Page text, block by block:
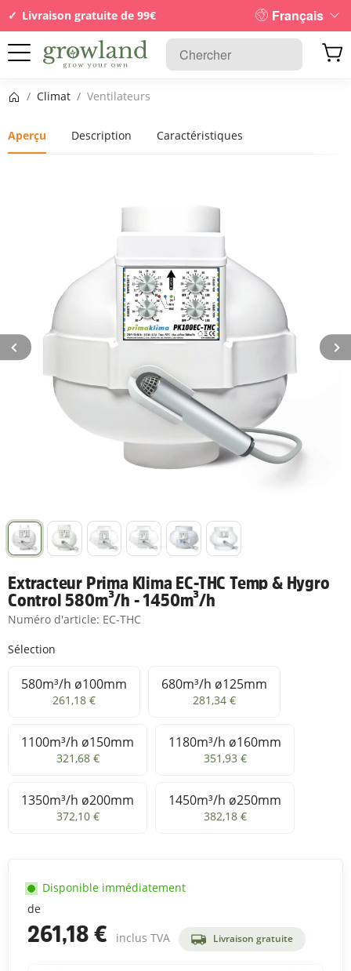
Livraison gratuite de 99€ Français
Page d’accueil
/ Climat / Ventilateurs
Aperçu Description Caractéristiques
Extracteur Prima Klima EC-THC Temp & Hygro
Control 580m³/h - 1450m³/h
Numéro d'article: EC-THC
Sélection
580m³/h ø100mm
580m³/h ø100mm
261,18 €
680m³/h ø125mm
680m³/h ø125mm
281,34 €
1100m³/h ø150mm
1100m³/h ø150mm
321,68 €
1180m³/h ø160mm
1180m³/h ø160mm
351,93 €
1350m³/h ø200mm
1350m³/h ø200mm
372,10 €
1450m³/h ø250mm
1450m³/h ø250mm
382,18 €
de
261,18 € inclus TVA Livraison gratuite
Disponible immédiatement